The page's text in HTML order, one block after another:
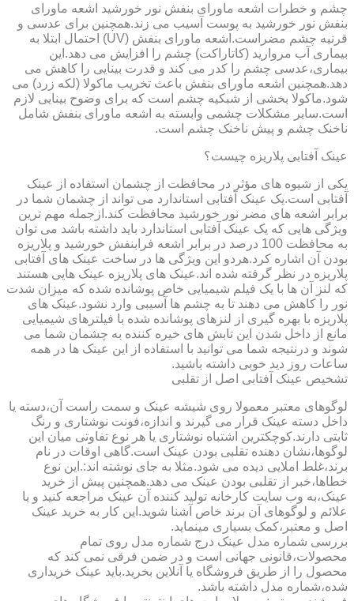
چشم و خطرات اشعه ماورای بنفش نور خورشید اشعه ماورای
بنفش نور خورشید به پوست آسیب می زند.همچنین برای عدسی و
قرنیه چشم مضراست.اشعه ماورای بنفش (UV) احتمال ابتلا به
بیماری آب مروارید (کاتاراکت) چشم را افزایش می دهد.این
بیماری،عدسی چشم را کدر می کند و قدرت بینایی را کاهش می
دهد.همچنین اشعه ماورای بنفش باعث تخریب ماکولا (لکه زرد) می
شود.ماکولا بخشی از شبکیه چشم است که برای وضوح بینایی لازم
است.سایر مشکلات چشمی وابسته به اشعه ماورای بنفش شامل
ناخنک چشم و پیش ناخنک چشم است.
عینک آفتابی پلاریزه چیست؟
یکی از شیوه های مؤثر در محافظت از چشمان استفاده از عینک
آفتابی است.یک عینک آفتابی استاندارد می تواند از چشمان شما در
برابر اشعه های مضر نور خورشید محافظت کند.ازجمله مهم ترین
ویژگی هایی که یک عینک آفتابی استاندارد باید داشته باشد می توان
به محافظت 100 درصد در برابر اشعه فرابنفش خورشید و پلاریزه
بودن آن اشاره کرد.هردو این ویژگی ها در ساخت عینک های آفتابی
پلاریزه در نظر گرفته شده اند.عینک های پلاریزه عینک هایی هستند
که لنز آن ها با یک فیلم شیمیایی خاص پوشانده شده که میزان شدت
نور را کاهش می دهند تا به چشم ها آسیبی وارد نشود.عینک های
پلاریزه با بهره گیری از لنزهای پوشانده شده با فیلترهای شیمیایی
مانع از داخل شدن این تابش های خیره کننده به چشمان شما می
شوند و درنتیجه شما می توانید با استفاده از این عینک ها در همه
ساعات روز دید خوبی داشته باشید.
تشخیص عینک آفتابی اصل از تقلبی
لوگوهای معتبر معمولا روی شیشه عینک و سمت راست آن،دسته یا
داخل دسته عینک قرار می گیرند و اندازه،فونت نوشتاری و رنگ
ثابتی دارند.کوچکترین اشتباه نوشتاری یا هر نوع تفاوتی میان این
لوگوها،نشان دهنده تقلبی بودن عینک است.گاهی اوقات در نام
برند،غلط املایی دیده می شود.مثلا به جای نوشته اند:.این نوع
خطاها،خبر از تقلبی بودن عینک می دهد.همچنین پیش از خرید
عینک،به وب سایت کارخانه تولید کننده آن عینک مراجعه کنید و با
علائم و لوگوهای آن برند خاص آشنا شوید.این کار به خرید عینک
اصل و معتبر،کمک بسیاری مینماید.
بررسی شماره مدل عینک درج شماره مدل روی تمام
محصولات،قانونی جهانی است و در ضمن فرقی نمی کند که
محصول را از طریق فروشگاه یا آنلاین بخرید.باید عینک خریداری
شده،شماره مدل داشته باشد.